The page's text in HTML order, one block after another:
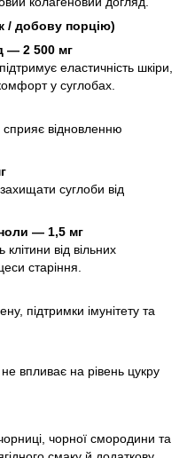
/ добову порцію)
— 2 500 мг
еластичність шкіри,
у суглобах.
сприяє відновленню
суглоби від
— 1,5 мг
від вільних
старіння.
підтримки імунітету та
впливає на рівень цукру
чорної смородини та